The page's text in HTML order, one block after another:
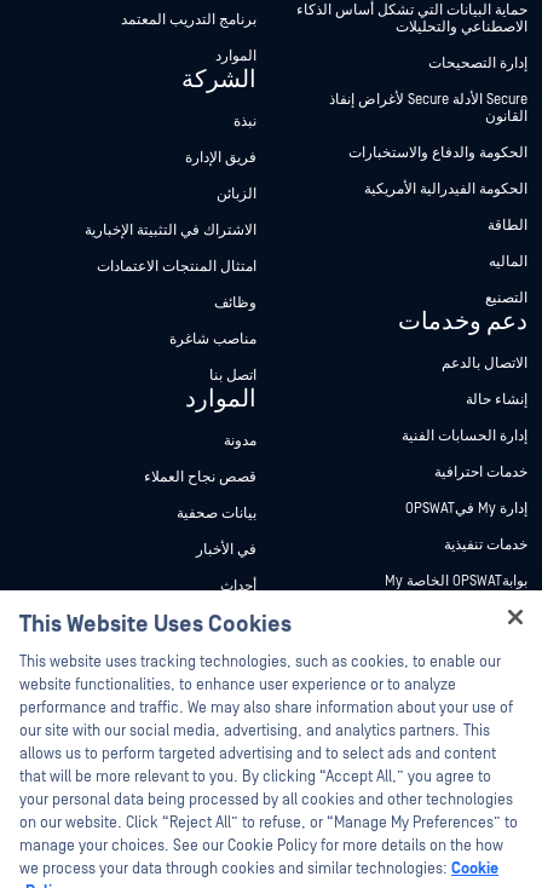
حماية البيانات التي تشكل أساس الذكاء
الاصطناعي والتحليلات
إدارة التصحيحات
Secure الأدلة Secure لأغراض إنفاذ
القانون
الحكومة والدفاع والاستخبارات
الحكومة الفيدرالية الأمريكية
الطاقة
الماليه
التصنيع
دعم وخدمات
الاتصال بالدعم
إنشاء حالة
إدارة الحسابات الفنية
خدمات احترافية
إدارة My فيOPSWAT
خدمات تنفيذية
بوابةOPSWAT الخاصة My
وثائق تقنية
دورات تدريبية
برنامج الثغرات الأمنية
الشركاء
شهادات
شركاء التكنولوجيا
برنامج شركاء القنوات
برنامج التدريب المعتمد
الموارد
الشركة
نبذة
فريق الإدارة
الزبائن
الاشتراك في التثبيتة الإخبارية
امتثال المنتجات الاعتمادات
وظائف
مناصب شاغرة
اتصل بنا
الموارد
مدونة
قصص نجاح العملاء
بيانات صحفية
في الأخبار
أحداث
ندوات عبر الإنترنت
أوراق البيانات
مستندات تقنية
أدوات مجانية
This Website Uses Cookies
This website uses tracking technologies, such as cookies, to enable our
website functionalities, to enhance user experience or to analyze
performance and traffic. We may also share information about your use of
our site with our social media, advertising, and analytics partners. This
allows us to perform targeted advertising and to select ads and content
that will be more relevant to you. By clicking “Accept All,” you agree to
your personal data being processed by all cookies and other technologies
on our website. Click “Reject All” to refuse, or “Manage My Preferences” to
manage your choices. See our Cookie Policy for more details on the how
we process your data through cookies and similar technologies: Cookie
Hey there!
I'm Ozzy, your OPSWAT virtual assistant.
How can I help you secure what's critical
today?